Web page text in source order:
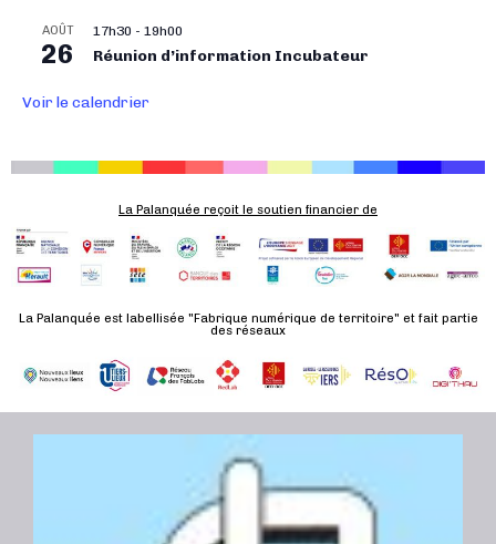
v
n
m
e
n
AOÛT
26
17h30 - 19h00
Réunion d’information Incubateur
Voir le calendrier
La Palanquée reçoit le soutien financier de
La Palanquée est labellisée "Fabrique numérique de territoire" et fait partie
des réseaux